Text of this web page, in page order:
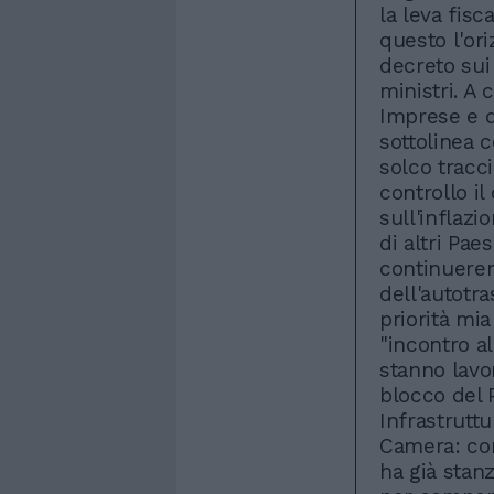
la leva
questo
decreto
ministri. A
Imprese e
sottolinea
solco
controllo il
di altri
priorità
"incontro
stanno
blocco del
Camera:
ha già